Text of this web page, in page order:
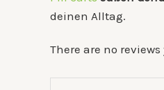
deinen Alltag.
There are no reviews